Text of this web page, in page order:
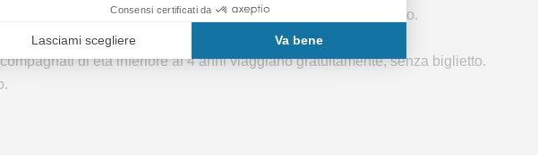
online hanno la priorità, quindi il vostro posto è garantito.
20-25 minuti dopo l'arrivo di ogni volo Ryanair.
di età inferiore ai 4 anni viaggiano gratuitamente, senza biglietto.